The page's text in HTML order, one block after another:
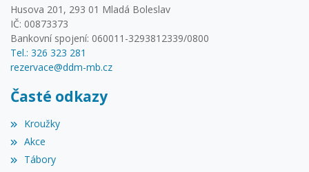
Husova 201, 293 01 Mladá Boleslav
IČ: 00873373
Bankovní spojení: 060011-3293812339/0800
Tel.: 326 323 281
rezervace@ddm-mb.cz
Časté odkazy
Kroužky
Akce
Tábory